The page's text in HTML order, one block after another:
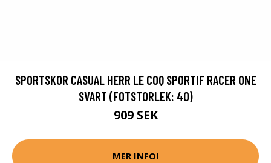
SPORTSKOR CASUAL HERR LE COQ SPORTIF RACER ONE
SVART (FOTSTORLEK: 40)
909 SEK
MER INFO!